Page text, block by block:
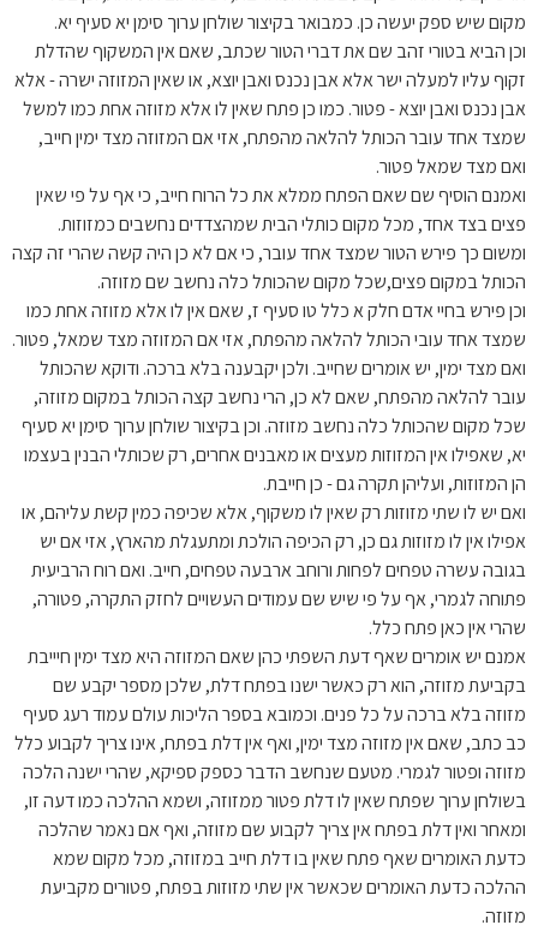
מקום שיש ספק יעשה כן. כמבואר בקיצור שולחן ערוך סימן יא סעיף יא.
וכן הביא בטורי זהב שם את דברי הטור שכתב, שאם אין המשקוף שהדלת
זקוף עליו למעלה ישר אלא אבן נכנס ואבן יוצא, או שאין המזוזה ישרה - אלא
אבן נכנס ואבן יוצא - פטור. כמו כן פתח שאין לו אלא מזוזה אחת כמו למשל
שמצד אחד עובר הכותל להלאה מהפתח, אזי אם המזוזה מצד ימין חייב,
ואם מצד שמאל פטור.
ואמנם הוסיף שם שאם הפתח ממלא את כל הרוח חייב, כי אף על פי שאין
פצים בצד אחד, מכל מקום כותלי הבית שמהצדדים נחשבים כמזוזות.
ומשום כך פירש הטור שמצד אחד עובר, כי אם לא כן היה קשה שהרי זה קצה
הכותל במקום פצים,שכל מקום שהכותל כלה נחשב שם מזוזה.
וכן פירש בחיי אדם חלק א כלל טו סעיף ז, שאם אין לו אלא מזוזה אחת כמו
שמצד אחד עובי הכותל להלאה מהפתח, אזי אם המזוזה מצד שמאל, פטור.
ואם מצד ימין, יש אומרים שחייב. ולכן יקבענה בלא ברכה. ודוקא שהכותל
עובר להלאה מהפתח, שאם לא כן, הרי נחשב קצה הכותל במקום מזוזה,
שכל מקום שהכותל כלה נחשב מזוזה. וכן בקיצור שולחן ערוך סימן יא סעיף
יא, שאפילו אין המזוזות מעצים או מאבנים אחרים, רק שכותלי הבנין בעצמו
הן המזוזות, ועליהן תקרה גם - כן חייבת.
ואם יש לו שתי מזוזות רק שאין לו משקוף, אלא שכיפה כמין קשת עליהם, או
אפילו אין לו מזוזות גם כן, רק הכיפה הולכת ומתעגלת מהארץ, אזי אם יש
בגובה עשרה טפחים לפחות ורוחב ארבעה טפחים, חייב. ואם רוח הרביעית
פתוחה לגמרי, אף על פי שיש שם עמודים העשויים לחזק התקרה, פטורה,
שהרי אין כאן פתח כלל.
אמנם יש אומרים שאף דעת השפתי כהן שאם המזוזה היא מצד ימין חיייבת
בקביעת מזוזה, הוא רק כאשר ישנו בפתח דלת, שלכן מספר יקבע שם
מזוזה בלא ברכה על כל פנים. וכמובא בספר הליכות עולם עמוד רעג סעיף
כב כתב, שאם אין מזוזה מצד ימין, ואף אין דלת בפתח, אינו צריך לקבוע כלל
מזוזה ופטור לגמרי. מטעם שנחשב הדבר כספק ספיקא, שהרי ישנה הלכה
בשולחן ערוך שפתח שאין לו דלת פטור ממזוזה, ושמא ההלכה כמו דעה זו,
ומאחר ואין דלת בפתח אין צריך לקבוע שם מזוזה, ואף אם נאמר שהלכה
כדעת האומרים שאף פתח שאין בו דלת חייב במזוזה, מכל מקום שמא
ההלכה כדעת האומרים שכאשר אין שתי מזוזות בפתח, פטורים מקביעת
מזוזה.